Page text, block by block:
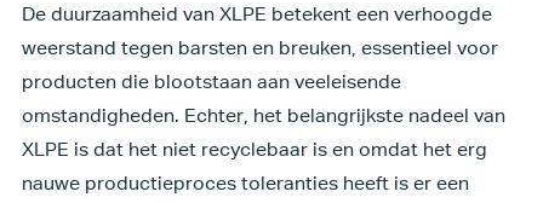
De duurzaamheid van XLPE betekent een verhoogde
weerstand tegen barsten en breuken, essentieel voor
producten die blootstaan aan veeleisende
omstandigheden. Echter, het belangrijkste nadeel van
XLPE is dat het niet recyclebaar is en omdat het erg
nauwe productieproces toleranties heeft is er een